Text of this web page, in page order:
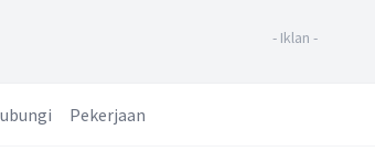
- Iklan -
Pekerjaan